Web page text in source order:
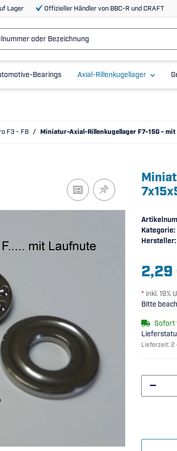
Lager Offizieller Händler von BBC-R und CRAFT
Bearings Axial-Rillenkugellager
F3 - F8 Miniatur-Axial-Rillenkugellager F7-15G -
Kategorie:
Hersteller:
2,29
* inkl. 19%
Bitte
Sofort
Lieferzeit: 2